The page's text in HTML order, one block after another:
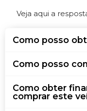
Veja aqui a
Como posso
Como posso
Como obter
comprar este